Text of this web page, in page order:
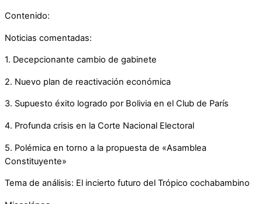
Contenido:
Noticias comentadas:
1. Decepcionante cambio de gabinete
2. Nuevo plan de reactivación económica
3. Supuesto éxito logrado por Bolivia en el Club de París
4. Profunda crisis en la Corte Nacional Electoral
5. Polémica en torno a la propuesta de «Asamblea
Constituyente»
Tema de análisis: El incierto futuro del Trópico cochabambino